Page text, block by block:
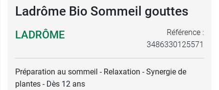
Ladrôme Bio Sommeil gouttes
LADRÔME
Référence :
3486330125571
Préparation au sommeil - Relaxation - Synergie de
plantes - Dès 12 ans